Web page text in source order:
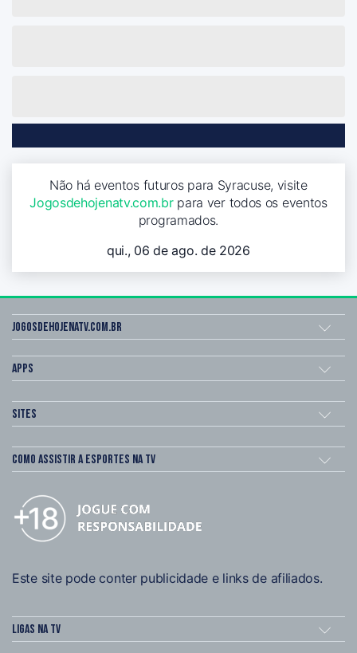
Não há eventos futuros para Syracuse, visite
Jogosdehojenatv.com.brpara ver todos os eventos
programados.
qui., 06 de ago. de 2026
Jogosdehojenatv.com.br
Apps
Sites
Como assistir a esportes na TV
Este site pode conter publicidade e links de afiliados.
Ligas na TV